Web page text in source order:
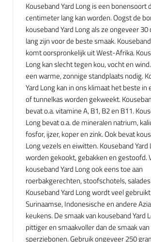
Kouseband Yard Long is een bonensoort
centimeter lang kan worden. Oogst de
kouseband Yard Long als ze ongeveer
lang zijn voor de beste smaak.
komt oorspronkelijk uit West-Afrika.
Long kan slecht tegen kou, vocht en
een warme, zonnige standplaats nodig.
Yard Long kan in ons klimaat het beste in
of tunnelkas worden gekweekt.
bevat o.a. vitamine A, B1, B2 en B11.
Long bevat o.a. de mineralen natrium,
fosfor, ijzer, koper en zink. Ook bevat
Long vezels en eiwitten. Kouseband Yard
worden gekookt, gebakken en gestoofd.
kouseband Yard Long ook eens toe aan
roerbakgerechten, stoofschotels,
Kouseband Yard Long wordt veel
Surinaamse, Indonesische en andere
keukens. De smaak van kouseband Yard
pittiger en smaakvoller dan de smaak van
sperziebonen. Gebruik ongeveer 250